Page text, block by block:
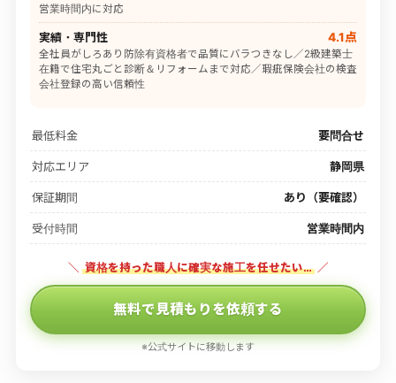
営業時間内に対応
実績・専門性 4.1点
全社員がしろあり防除有資格者で品質にバラつきなし／2級建築士
在籍で住宅丸ごと診断＆リフォームまで対応／瑕疵保険会社の検査
会社登録の高い信頼性
最低料金 要問合せ
対応エリア 静岡県
保証期間 あり（要確認）
受付時間 営業時間内
＼ 資格を持った職人に確実な施工を任せたい… ／
無料で見積もりを依頼する
※公式サイトに移動します